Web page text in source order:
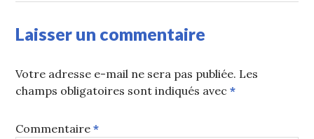
Laisser un commentaire
Votre adresse e-mail ne sera pas publiée. Les
champs obligatoires sont indiqués avec*
Commentaire*